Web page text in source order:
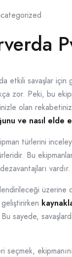
etkili savaşlar
zor. Peki, bu
olan
ve nasıl elde
türlerini
Bu
geliştirirken
sayede,
seçmek,